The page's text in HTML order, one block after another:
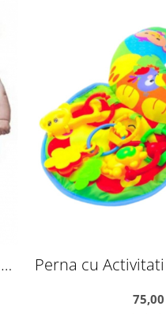
Perna cu